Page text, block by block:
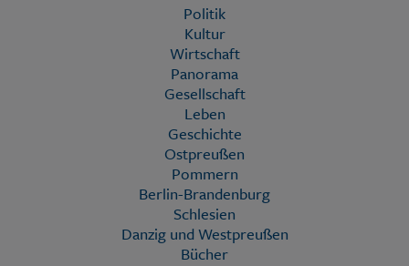
Politik
Kultur
Wirtschaft
Panorama
Gesellschaft
Leben
Geschichte
Ostpreußen
Pommern
Berlin-Brandenburg
Schlesien
Danzig und Westpreußen
Bücher